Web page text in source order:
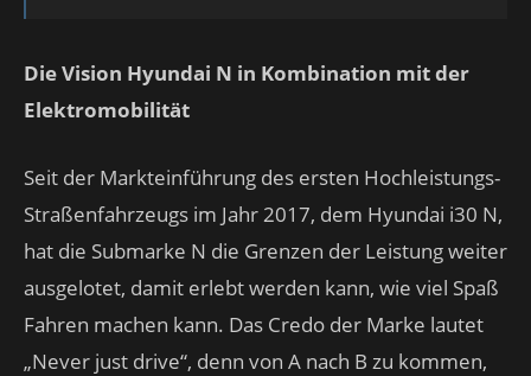
Die Vision Hyundai N in Kombination mit der
Elektromobilität
Seit der Markteinführung des ersten Hochleistungs-
Straßenfahrzeugs im Jahr 2017, dem Hyundai i30 N,
hat die Submarke N die Grenzen der Leistung weiter
ausgelotet, damit erlebt werden kann, wie viel Spaß
Fahren machen kann. Das Credo der Marke lautet
„Never just drive“, denn von A nach B zu kommen,